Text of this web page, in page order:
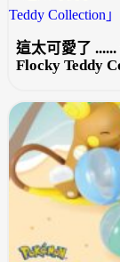
這太可愛了
Flocky Teddy